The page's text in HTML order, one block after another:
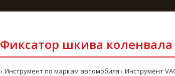
Фиксатор шкива коленвала
Инструмент по маркам автомобиля Инструмент